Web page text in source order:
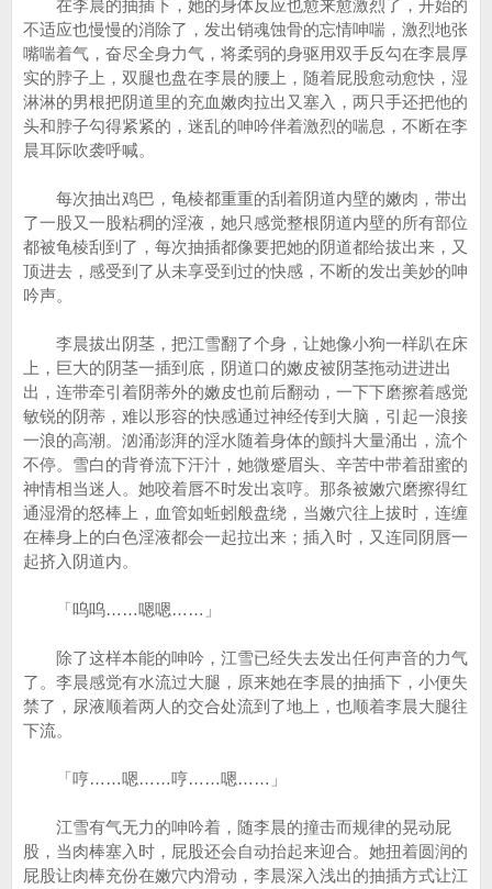
在李晨的抽插下，她的身体反应也愈来愈激烈了，开始的
不适应也慢慢的消除了，发出销魂蚀骨的忘情呻喘，激烈地张
嘴喘着气，奋尽全身力气，将柔弱的身驱用双手反勾在李晨厚
实的脖子上，双腿也盘在李晨的腰上，随着屁股愈动愈快，湿
淋淋的男根把阴道里的充血嫩肉拉出又塞入，两只手还把他的
头和脖子勾得紧紧的，迷乱的呻吟伴着激烈的喘息，不断在李
晨耳际吹袭呼喊。
每次抽出鸡巴，龟棱都重重的刮着阴道内壁的嫩肉，带出
了一股又一股粘稠的淫液，她只感觉整根阴道内壁的所有部位
都被龟棱刮到了，每次抽插都像要把她的阴道都给拔出来，又
顶进去，感受到了从未享受到过的快感，不断的发出美妙的呻
吟声。
李晨拔出阴茎，把江雪翻了个身，让她像小狗一样趴在床
上，巨大的阴茎一插到底，阴道口的嫩皮被阴茎拖动进进出
出，连带牵引着阴蒂外的嫩皮也前后翻动，一下下磨擦着感觉
敏锐的阴蒂，难以形容的快感通过神经传到大脑，引起一浪接
一浪的高潮。汹涌澎湃的淫水随着身体的颤抖大量涌出，流个
不停。雪白的背脊流下汗汁，她微蹙眉头、辛苦中带着甜蜜的
神情相当迷人。她咬着唇不时发出哀哼。那条被嫩穴磨擦得红
通湿滑的怒棒上，血管如蚯蚓般盘绕，当嫩穴往上拔时，连缠
在棒身上的白色淫液都会一起拉出来；插入时，又连同阴唇一
起挤入阴道内。
「呜呜……嗯嗯……」
除了这样本能的呻吟，江雪已经失去发出任何声音的力气
了。李晨感觉有水流过大腿，原来她在李晨的抽插下，小便失
禁了，尿液顺着两人的交合处流到了地上，也顺着李晨大腿往
下流。
「哼……嗯……哼……嗯……」
江雪有气无力的呻吟着，随李晨的撞击而规律的晃动屁
股，当肉棒塞入时，屁股还会自动抬起来迎合。她扭着圆润的
屁股让肉棒充份在嫩穴内滑动，李晨深入浅出的抽插方式让江